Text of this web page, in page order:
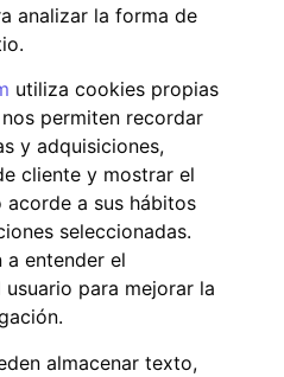
analizar la forma de
utiliza cookies propias
permiten recordar
y adquisiciones,
cliente y mostrar el
a sus hábitos
seleccionadas.
a entender el
para mejorar la
almacenar texto,